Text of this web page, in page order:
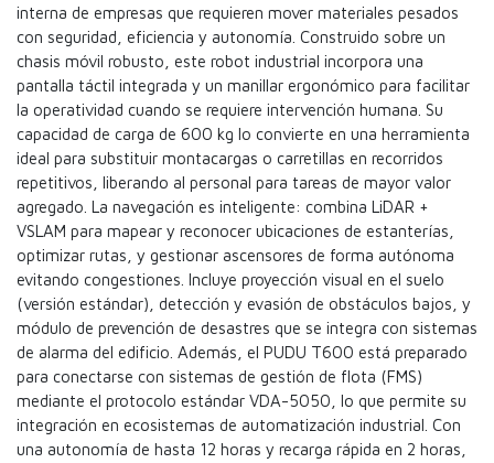
interna de empresas que requieren mover materiales pesados
con seguridad, eficiencia y autonomía. Construido sobre un
chasis móvil robusto, este robot industrial incorpora una
pantalla táctil integrada y un manillar ergonómico para facilitar
la operatividad cuando se requiere intervención humana. Su
capacidad de carga de 600 kg lo convierte en una herramienta
ideal para substituir montacargas o carretillas en recorridos
repetitivos, liberando al personal para tareas de mayor valor
agregado. La navegación es inteligente: combina LiDAR +
VSLAM para mapear y reconocer ubicaciones de estanterías,
optimizar rutas, y gestionar ascensores de forma autónoma
evitando congestiones. Incluye proyección visual en el suelo
(versión estándar), detección y evasión de obstáculos bajos, y
módulo de prevención de desastres que se integra con sistemas
de alarma del edificio. Además, el PUDU T600 está preparado
para conectarse con sistemas de gestión de flota (FMS)
mediante el protocolo estándar VDA-5050, lo que permite su
integración en ecosistemas de automatización industrial. Con
una autonomía de hasta 12 horas y recarga rápida en 2 horas,